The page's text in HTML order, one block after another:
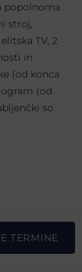
popolnoma
stroj,
TV, 2
in
(od konca
(od
so
TERMINE